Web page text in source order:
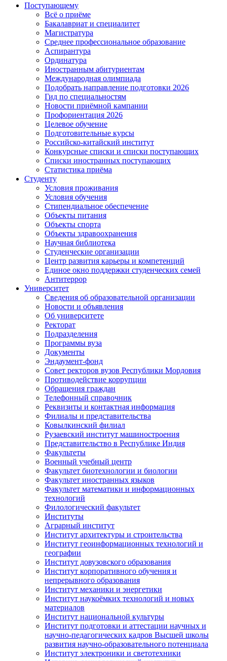
Поступающему
Всё о приёме
Бакалавриат и специалитет
Магистратура
Среднее профессиональное образование
Аспирантура
Ординатура
Иностранным абитуриентам
Международная олимпиада
Подобрать направление подготовки 2026
Гид по специальностям
Новости приёмной кампании
Профориентация 2026
Целевое обучение
Подготовительные курсы
Российско-китайский институт
Конкурсные списки и списки поступающих
Списки иностранных поступающих
Статистика приёма
Студенту
Условия проживания
Условия обучения
Стипендиальное обеспечение
Объекты питания
Объекты спорта
Объекты здравоохранения
Научная библиотека
Студенческие организации
Центр развития карьеры и компетенций
Единое окно поддержки студенческих семей
Антитеррор
Университет
Сведения об образовательной организации
Новости и объявления
Об университете
Ректорат
Подразделения
Программы вуза
Документы
Эндаумент-фонд
Совет ректоров вузов Республики Мордовия
Противодействие коррупции
Обращения граждан
Телефонный справочник
Реквизиты и контактная информация
Филиалы и представительства
Ковылкинский филиал
Рузаевский институт машиностроения
Представительство в Республике Индия
Факультеты
Военный учебный центр
Факультет биотехнологии и биологии
Факультет иностранных языков
Факультет математики и информационных
технологий
Филологический факультет
Институты
Аграрный институт
Институт архитектуры и строительства
Институт геоинформационных технологий и
географии
Институт довузовского образования
Институт корпоративного обучения и
непрерывного образования
Институт механики и энергетики
Институт наукоёмких технологий и новых
материалов
Институт национальной культуры
Институт подготовки и аттестации научных и
научно-педагогических кадров Высшей школы
развития научно-образовательного потенциала
Институт электроники и светотехники